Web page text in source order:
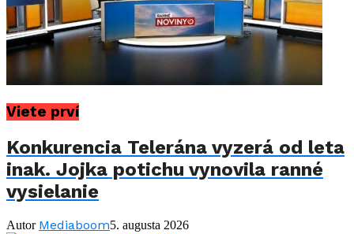
Viete prví
Konkurencia Telerána vyzerá od leta
inak. Jojka potichu vynovila ranné
vysielanie
Autor Mediaboom5. augusta 2026